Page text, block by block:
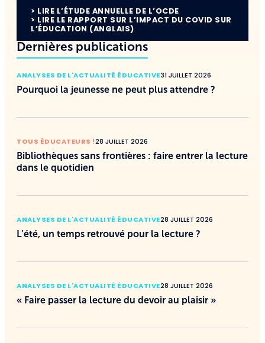
> LIRE L’ÉTUDE ANNUELLE DE L’OCDE
> LIRE LE RAPPORT SUR L’IMPACT DU COVID SUR
L’ÉDUCATION (ANGLAIS)
Dernières publications
ANALYSES DE L'ACTUALITÉ ÉDUCATIVE31 JUILLET 2026
Pourquoi la jeunesse ne peut plus attendre ?
TOUS ÉDUCATEURS !28 JUILLET 2026
Bibliothèques sans frontières : faire entrer la lecture
dans le quotidien
ANALYSES DE L'ACTUALITÉ ÉDUCATIVE28 JUILLET 2026
L’été, un temps retrouvé pour la lecture ?
ANALYSES DE L'ACTUALITÉ ÉDUCATIVE28 JUILLET 2026
« Faire passer la lecture du devoir au plaisir »